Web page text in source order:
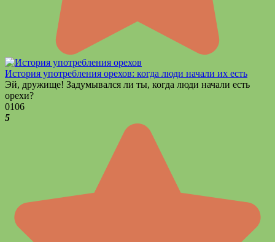
История употребления орехов: когда люди начали их есть
Эй, дружище! Задумывался ли ты, когда люди начали есть
орехи?
0106
5